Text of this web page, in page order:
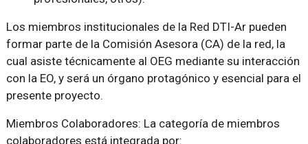
Los miembros institucionales de la Red DTI-Ar pueden
formar parte de la Comisión Asesora (CA) de la red, la
cual asiste técnicamente al OEG mediante su interacción
con la EO, y será un órgano protagónico y esencial para el
presente proyecto.
Miembros Colaboradores: La categoría de miembros
colaboradores está integrada por: